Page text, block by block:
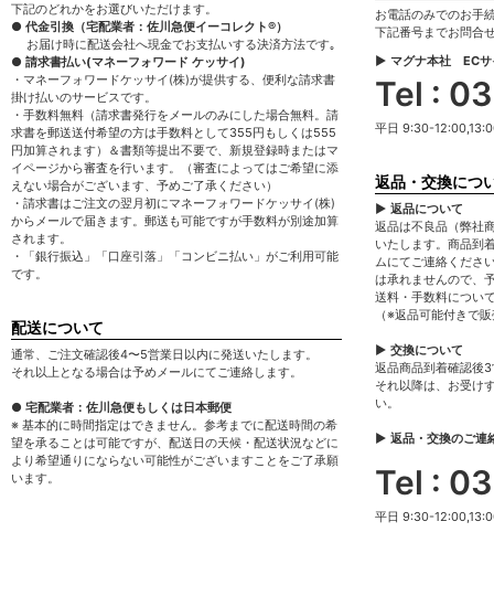
下記のどれかをお選びいただけます。
● 代金引換（宅配業者：佐川急便イーコレクト®）
お届け時に配送会社へ現金でお支払いする決済方法です｡
● 請求書払い(マネーフォワード ケッサイ)
・マネーフォワードケッサイ(株)が提供する、便利な請求書
掛け払いのサービスです。
・手数料無料（請求書発行をメールのみにした場合無料。請
求書を郵送送付希望の方は手数料として355円もしくは555
円加算されます）＆書類等提出不要で、新規登録時またはマ
イページから審査を行います。（審査によってはご希望に添
えない場合がございます、予めご了承ください）
・請求書はご注文の翌月初にマネーフォワードケッサイ(株)
からメールで届きます。郵送も可能ですが手数料が別途加算
されます。
・「銀行振込」「口座引落」「コンビニ払い」がご利用可能
です。
配送について
通常、ご注文確認後4〜5営業日以内に発送いたします。
それ以上となる場合は予めメールにてご連絡します。
● 宅配業者：佐川急便もしくは日本郵便
※ 基本的に時間指定はできません。参考までに配送時間の希
望を承ることは可能ですが、配送日の天候・配送状況などに
より希望通りにならない可能性がございますことをご了承願
います。
お電話のみでのお手
下記番号までお問合
▶ マグナ本社 ECサ
Tel :
平日 9:30-
返品・交換につ
▶ 返品について
返品は不良品（弊社
いたします。商品到
ムにてご連絡くださ
は承れませんので、
送料・手数料につい
（※返品可能付きで
▶ 交換について
返品商品到着確認後
それ以降は、お受け
い。
▶ 返品・交換のご連
Tel :
平日 9:30-